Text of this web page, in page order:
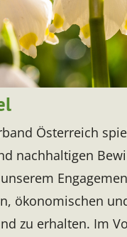
Österreich
nachhaltigen
ökonomischen
zu erhalten. Im